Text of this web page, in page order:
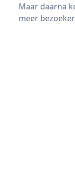
Maar daarna
meer